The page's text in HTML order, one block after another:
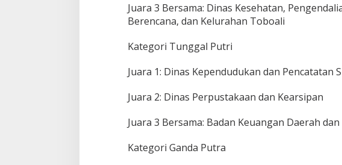
Juara 3 Bersama: Dinas Kesehatan,
Berencana, dan Kelurahan Toboali
Kategori Tunggal Putri
Juara 1: Dinas Kependudukan dan Pencatatan
Juara 2: Dinas Perpustakaan dan Kearsipan
Juara 3 Bersama: Badan Keuangan Daerah
Kategori Ganda Putra